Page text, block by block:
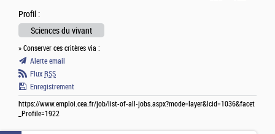
Profil :
Sciences du vivant
» Conserver ces critères via :
Alerte email
Flux RSS
Enregistrement
https://www.emploi.cea.fr/job/list-of-all-jobs.aspx?mode=layer&lcid=1036&facet
_Profile=1922